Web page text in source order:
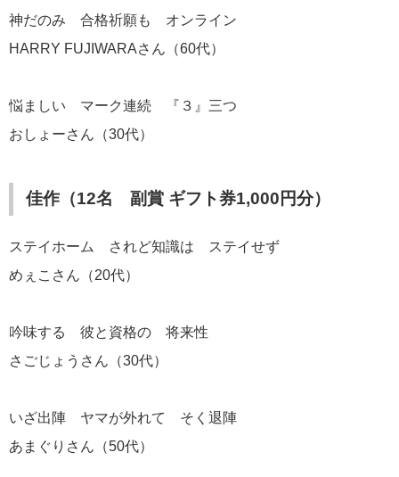
神だのみ 合格祈願も オンライン
HARRY FUJIWARAさん（60代）
悩ましい マーク連続 『３』三つ
おしょーさん（30代）
佳作（12名 副賞 ギフト券1,000円分）
ステイホーム されど知識は ステイせず
めぇこさん（20代）
吟味する 彼と資格の 将来性
さごじょうさん（30代）
いざ出陣 ヤマが外れて そく退陣
あまぐりさん（50代）